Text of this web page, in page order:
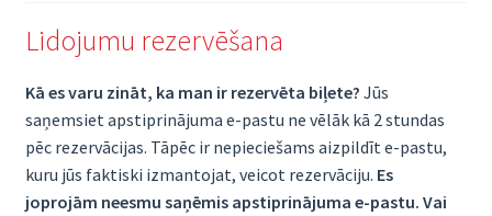
Lidojumu rezervēšana
Kā es varu zināt, ka man ir rezervēta biļete? Jūs
saņemsiet apstiprinājuma e-pastu ne vēlāk kā 2 stundas
pēc rezervācijas. Tāpēc ir nepieciešams aizpildīt e-pastu,
kuru jūs faktiski izmantojat, veicot rezervāciju. Es
joprojām neesmu saņēmis apstiprinājuma e-pastu. Vai